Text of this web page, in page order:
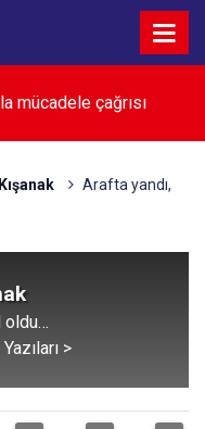
mücadele çağrısı
Arafta yandı,
oldu…
>